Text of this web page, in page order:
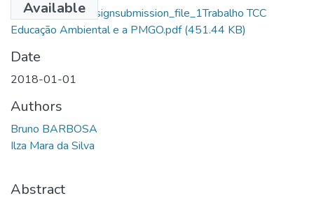
Available
Paula_14169_assignsubmission_file_1Trabalho TCC
Educação Ambiental e a PMGO.pdf(451.44 KB)
Date
2018-01-01
Authors
Bruno BARBOSA
Ilza Mara da Silva
Abstract